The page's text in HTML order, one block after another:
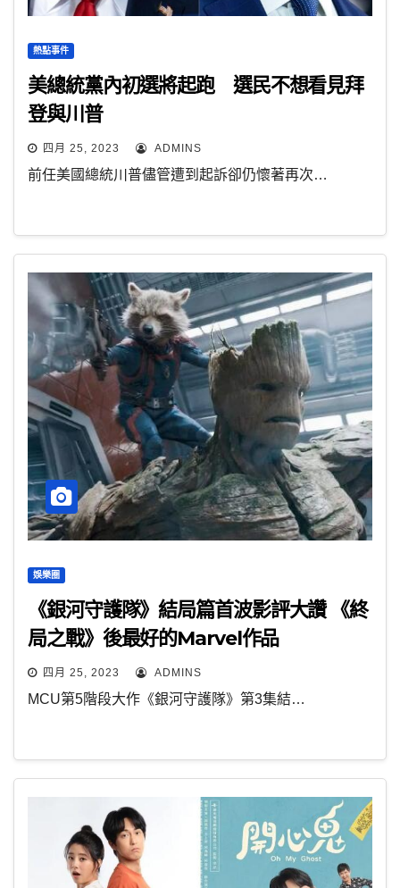
熱點事件
美總統黨內初選將起跑 選民不想看見拜
登與川普
四月 25, 2023 ADMINS
前任美國總統川普儘管遭到起訴卻仍懷著再次…
娛樂圈
《銀河守護隊》結局篇首波影評大讚 《終
局之戰》後最好的Marvel作品
四月 25, 2023 ADMINS
MCU第5階段大作《銀河守護隊》第3集結…